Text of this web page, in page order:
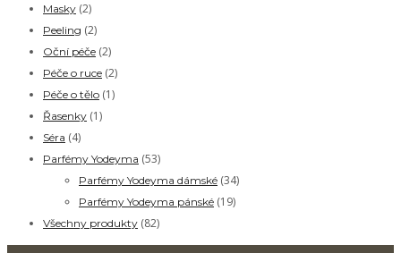
Masky (2)
Peeling (2)
Oční péče (2)
Péče o ruce (2)
Péče o tělo (1)
Řasenky (1)
Séra (4)
Parfémy Yodeyma (53)
Parfémy Yodeyma dámské (34)
Parfémy Yodeyma pánské (19)
Všechny produkty (82)